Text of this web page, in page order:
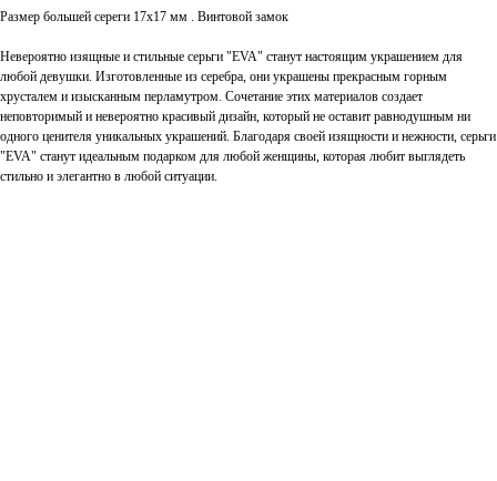
Размер большей сереги 17х17 мм . Винтовой замок
Невероятно изящные и стильные серьги "EVA" станут настоящим украшением для
любой девушки. Изготовленные из серебра, они украшены прекрасным горным
хрусталем и изысканным перламутром. Сочетание этих материалов создает
неповторимый и невероятно красивый дизайн, который не оставит равнодушным ни
одного ценителя уникальных украшений. Благодаря своей изящности и нежности, серьги
"EVA" станут идеальным подарком для любой женщины, которая любит выглядеть
стильно и элегантно в любой ситуации.